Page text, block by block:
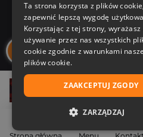
Strona główna Menu Kontakt
37,80 zł
Nasza oferta
Nasi autorzy
Ta strona korzysta z plików
zapewnić lepszą wygodę
Korzystając z tej strony, wyrażasz
używanie przez nas wszystkich
cookie zgodnie z warunkami
plików cookie.
ZAAKCEPTUJ ZGODY
ZARZĄDZAJ